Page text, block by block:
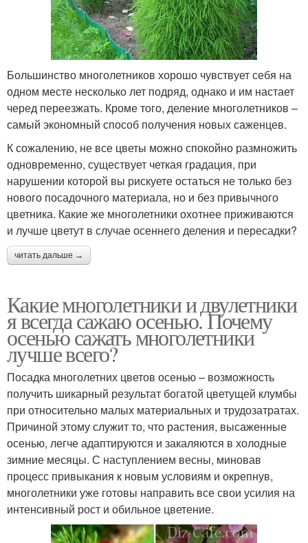
Большинство многолетников хорошо чувствует себя на
одном месте несколько лет подряд, однако и им настает
черед переезжать. Кроме того, деление многолетников –
самый экономный способ получения новых саженцев.
К сожалению, не все цветы можно спокойно размножить
одновременно, существует четкая градация, при
нарушении которой вы рискуете остаться не только без
нового посадочного материала, но и без привычного
цветника. Какие же многолетники охотнее приживаются
и лучше цветут в случае осеннего деления и пересадки?
читать дальше →
Какие многолетники и двулетники
я всегда сажаю осенью. Почему
осенью сажать многолетники
лучше всего?
Посадка многолетних цветов осенью – возможность
получить шикарный результат богатой цветущей клумбы
при относительно малых материальных и трудозатратах.
Причиной этому служит то, что растения, высаженные
осенью, легче адаптируются и закаляются в холодные
зимние месяцы. С наступлением весны, миновав
процесс привыкания к новым условиям и окрепнув,
многолетники уже готовы направить все свои усилия на
интенсивный рост и обильное цветение.